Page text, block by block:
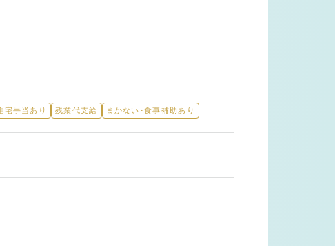
宅手当あり 残業代支給 まかない・食事補助あり